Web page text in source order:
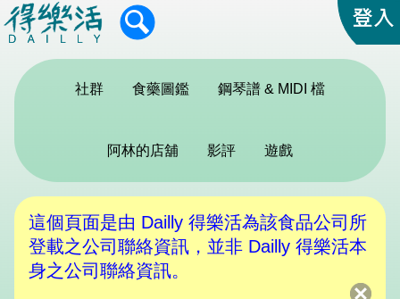
社群 食藥圖鑑 鋼琴譜 & MIDI 檔
阿林的店舖 影評 遊戲
這個頁面是由 Dailly 得樂活為該食品公司所
登載之公司聯絡資訊，並非 Dailly 得樂活本
身之公司聯絡資訊。